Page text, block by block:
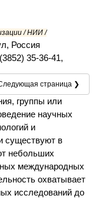
/ НИИ /
Россия
35-36-41,
страница ❯
группы или
научных
и
существуют в
небольших
международных
охватывает
исследований до